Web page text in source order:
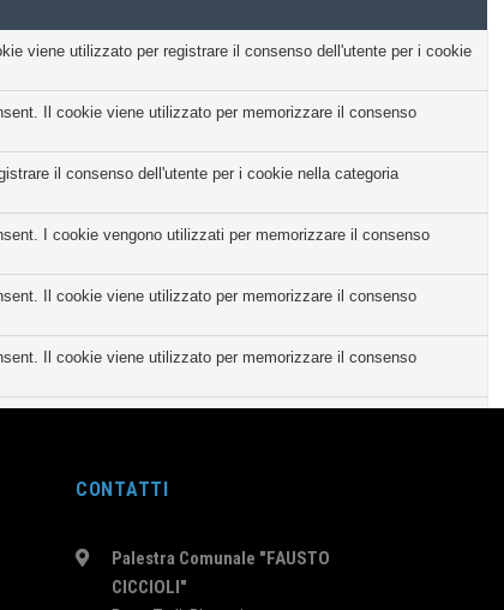
CONTATTI
Palestra Comunale "FAUSTO
CICCIOLI"
viene utilizzato per registrare il consenso dell'utente per i cookie
Il cookie viene utilizzato per memorizzare il consenso
il consenso dell'utente per i cookie nella categoria
I cookie vengono utilizzati per memorizzare il consenso
Il cookie viene utilizzato per memorizzare il consenso
Il cookie viene utilizzato per memorizzare il consenso
utilizzato per memorizzare se l'utente ha acconsentito o